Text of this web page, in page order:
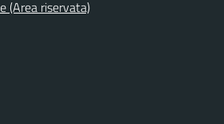
(Area riservata)